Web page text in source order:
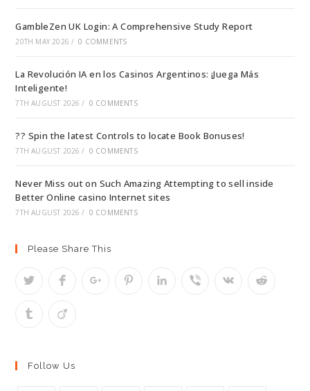
GambleZen UK Login: A Comprehensive Study Report
20TH MAY 2026 / 0 COMMENTS
La Revolución IA en los Casinos Argentinos: ¡Juega Más
Inteligente!
7TH AUGUST 2026 / 0 COMMENTS
?? Spin the latest Controls to locate Book Bonuses!
7TH AUGUST 2026 / 0 COMMENTS
Never Miss out on Such Amazing Attempting to sell inside
Better Online casino Internet sites
7TH AUGUST 2026 / 0 COMMENTS
Please Share This
Follow Us